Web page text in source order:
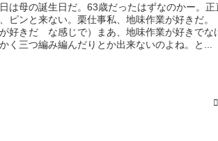
は母の誕生日だ。63歳だったはずなのかー。
ピンと来ない。栗仕事私、地味作業が好きだ。
好きだ な感じで）まあ、地味作業が好きでな
く三つ編み編んだりとか出来ないのよね。と...